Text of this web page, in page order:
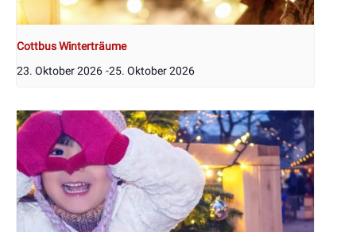
Cottbus Winterträume
23. Oktober 2026 -25. Oktober 2026